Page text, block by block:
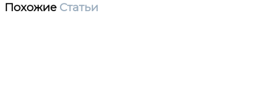
Похожие Статьи